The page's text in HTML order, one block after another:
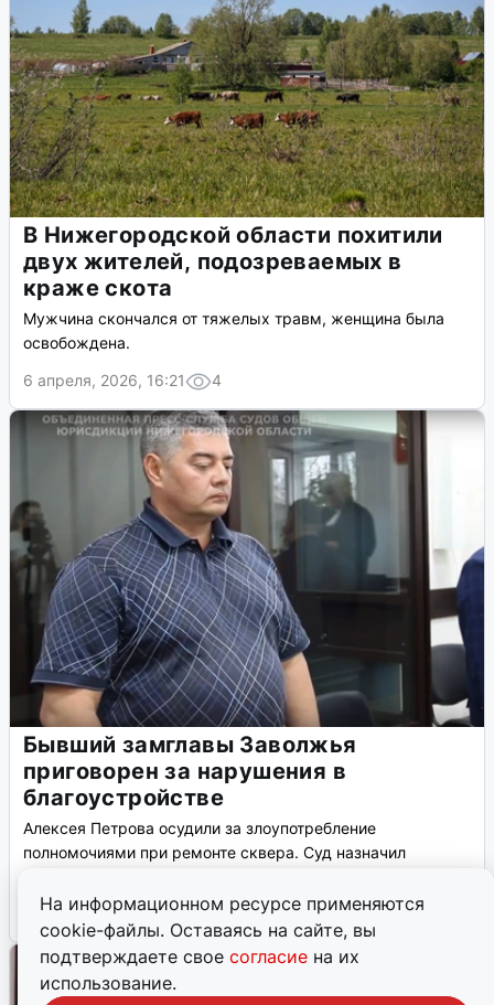
На информационном ресурсе применяются
cookie-файлы. Оставаясь на сайте, вы
подтверждаете свое согласие на их
использование.
В Нижегородской области похитили
двух жителей, подозреваемых в
краже скота
Мужчина скончался от тяжелых травм, женщина была
освобождена.
6 апреля, 2026, 16:21
4
Бывший замглавы Заволжья
приговорен за нарушения в
благоустройстве
Алексея Петрова осудили за злоупотребление
полномочиями при ремонте сквера. Суд назначил
4 апреля, 2026, 14:48
4